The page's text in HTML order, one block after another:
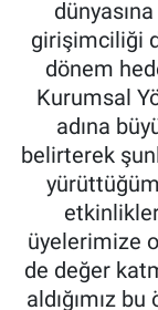
girişimciliği
dönem
Kurumsal
adına
belirterek
üyelerimize
de değer
aldığımız